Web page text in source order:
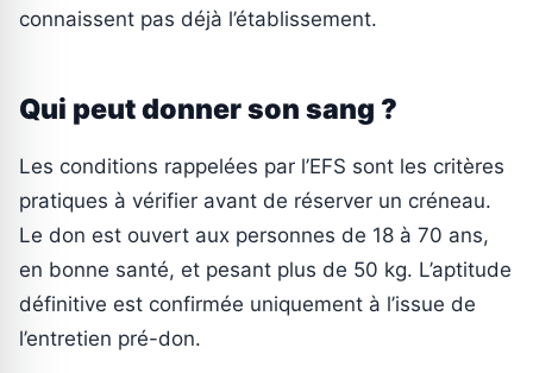
connaissent pas déjà l’établissement.
Qui peut donner son sang ?
Les conditions rappelées par l’EFS sont les critères
pratiques à vérifier avant de réserver un créneau.
Le don est ouvert aux personnes de 18 à 70 ans,
en bonne santé, et pesant plus de 50 kg. L’aptitude
définitive est confirmée uniquement à l’issue de
l’entretien pré-don.